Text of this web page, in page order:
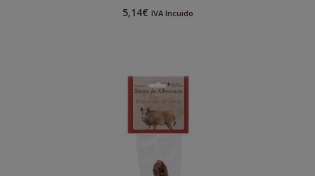
5,14€ IVA Incuido